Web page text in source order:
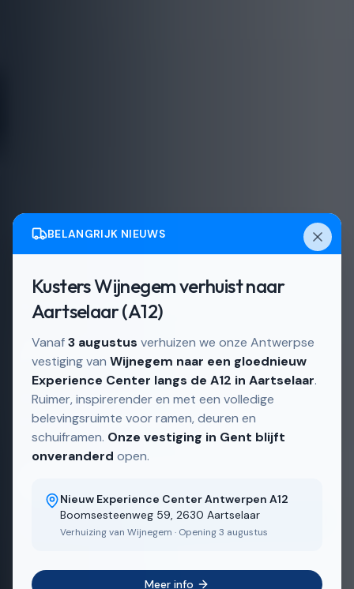
BELANGRIJK NIEUWS
Kusters Wijnegem verhuist naar
Aartselaar (A12)
Vanaf3 augustus verhuizen we onze Antwerpse
vestiging van Wijnegem naar een gloednieuw
Experience Center langs de A12 in Aartselaar.
Ruimer, inspirerender en met een volledige
belevingsruimte voor ramen, deuren en
schuiframen. Onze vestiging in Gent blijft
onveranderd open.
Nieuw Experience Center Antwerpen A12
Boomsesteenweg 59, 2630 Aartselaar
Verhuizing van Wijnegem · Opening 3 augustus
Meer info
Actief in Boom en de Rupelstreek
Aluminium ramen in Boom
Aluminium ramen op maat — eigen Belgische
productie, snelle levertermijnen.
Bekijk realisaties